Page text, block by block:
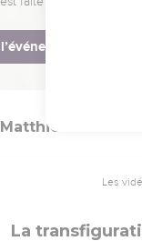
conformément à sa
28 Je vous le dis en
Matthieu
Les
La